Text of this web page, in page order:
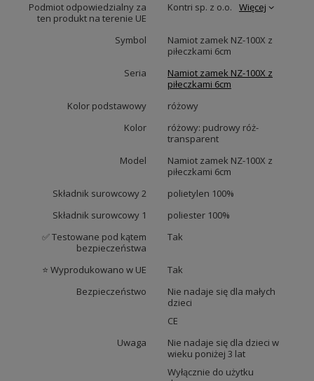
Podmiot odpowiedzialny za
ten produkt na terenie UE
Kontri sp. z o.o. Więcej
Symbol
Namiot zamek NZ-100X z
piłeczkami 6cm
Seria
Namiot zamek NZ-100X z
piłeczkami 6cm
Kolor podstawowy
różowy
Kolor
różowy: pudrowy róż-
transparent
Model
Namiot zamek NZ-100X z
piłeczkami 6cm
Składnik surowcowy 2
polietylen 100%
Składnik surowcowy 1
poliester 100%
✅ Testowane pod kątem
bezpieczeństwa
Tak
⭐ Wyprodukowano w UE
Tak
Bezpieczeństwo
Nie nadaje się dla małych
dzieci
CE
Uwaga
Nie nadaje się dla dzieci w
wieku poniżej 3 lat
Wyłącznie do użytku